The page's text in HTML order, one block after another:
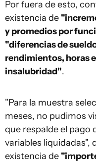
Por fuera de esto,
existencia de
y promedios por
"diferencias de
rendimientos, horas
insalubridad".
"Para la muestra
meses, no pudimos
que respalde el pago
variables liquidadas",
existencia de